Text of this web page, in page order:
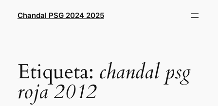
Chandal PSG 2024 2025
Etiqueta: chandal psg
roja 2012